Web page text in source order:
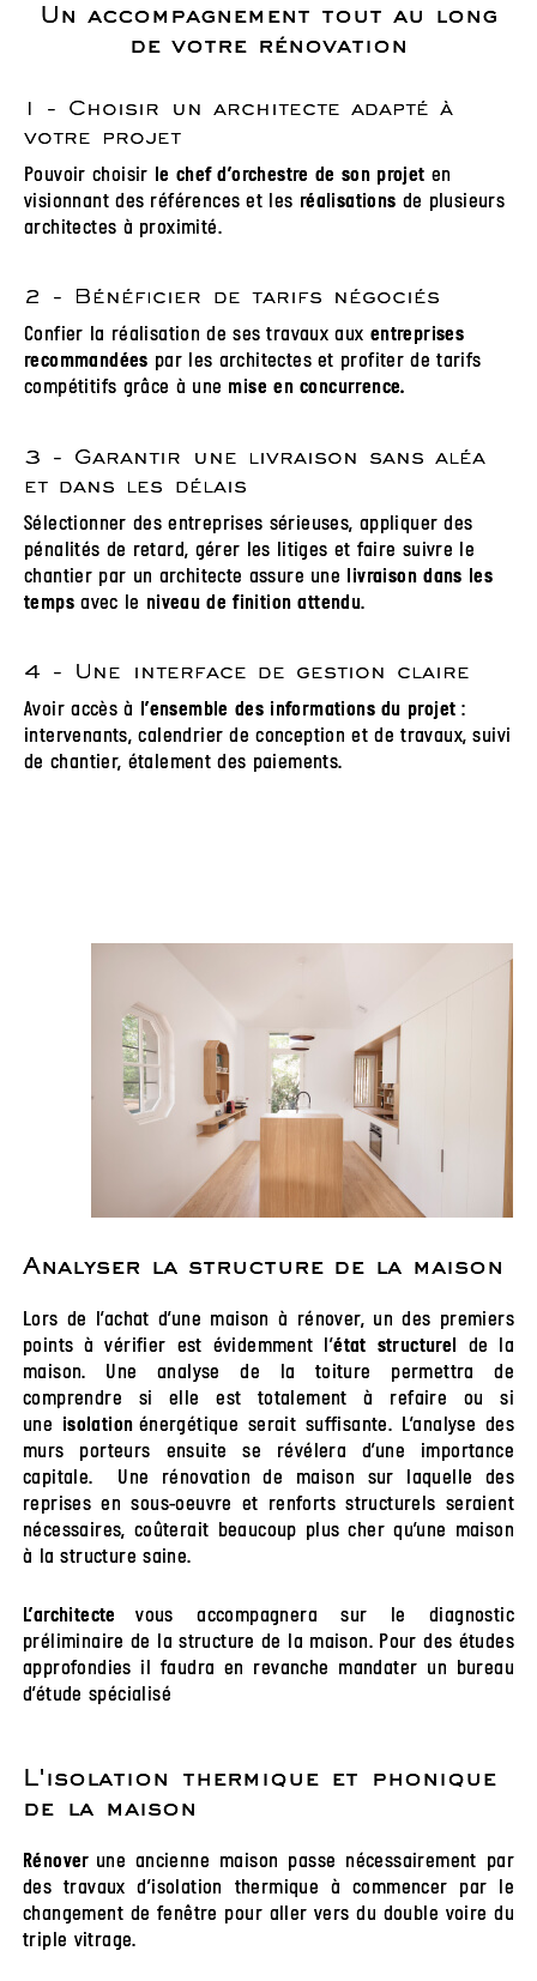
Un accompagnement tout au long
de votre rénovation
1 - Choisir un architecte adapté à
votre projet
Pouvoir choisir le chef d’orchestre de son projet en
visionnant des références et les réalisations de plusieurs
architectes à proximité.
2 - Bénéficier de tarifs négociés
Confier la réalisation de ses travaux aux entreprises
recommandées par les architectes et profiter de tarifs
compétitifs grâce à une mise en concurrence.
3 - Garantir une livraison sans aléa
et dans les délais
Sélectionner des entreprises sérieuses, appliquer des
pénalités de retard, gérer les litiges et faire suivre le
chantier par un architecte assure une
livraison dans les
temps avec le niveau de finition attendu.
4 - Une interface de gestion claire
Avoir accès à l’ensemble des informations du projet :
intervenants, calendrier de conception et de travaux, suivi
de chantier, étalement des paiements.
Analyser la structure de la maison
Lors de l’achat d’une maison à rénover, un des premiers
points à vérifier est évidemment l’état structurel
de la
maison. Une analyse de la toiture permettra de
comprendre si elle est totalement à refaire ou si
une
isolation énergétique serait suffisante. L’analyse des
murs porteurs ensuite se révélera d’une importance
capitale. Une rénovation de maison sur laquelle des
reprises en sous-oeuvre et renforts structurels seraient
nécessaires, coûterait beaucoup plus cher qu’une maison
à la structure saine.
L’architectevous accompagnera sur le diagnostic
préliminaire de la structure de la maison. Pour des études
approfondies il faudra en revanche mandater un bureau
d’étude spécialisé
L'isolation thermique et phonique
de la maison
Rénover une ancienne maison passe nécessairement par
des travaux d’isolation thermique à commencer par le
changement de fenêtre pour aller vers du double voire du
triple vitrage.